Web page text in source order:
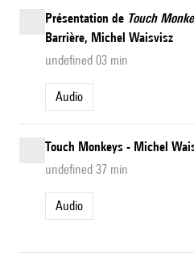
Présentation de Touch
Barrière, Michel Waisvisz
undefined 03 min
Audio
Touch Monkeys - Michel
undefined 37 min
Audio